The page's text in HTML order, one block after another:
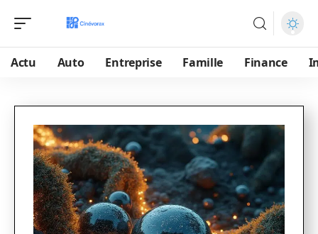
Actu Auto Entreprise Famille Finance